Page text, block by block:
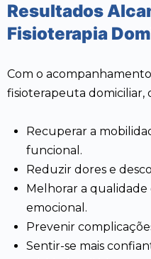
Resultados
Fisioterapia
Com o
fisioterapeuta domiciliar,
Recuperar a
funcional.
Reduzir dores e
Melhorar a
emocional.
Prevenir
Sentir-se mais